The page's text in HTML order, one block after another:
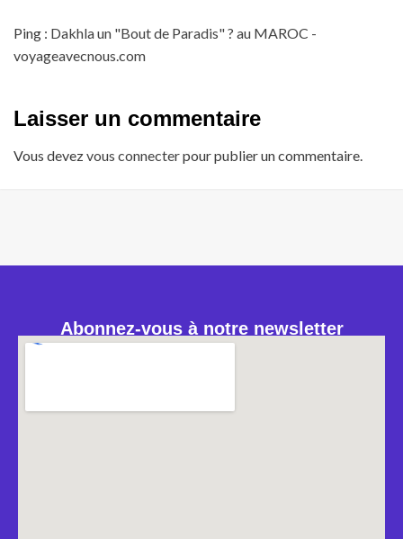
Ping : Dakhla un "Bout de Paradis" ? au MAROC -
voyageavecnous.com
Laisser un commentaire
Vous devezvous connecterpour publier un commentaire.
Abonnez-vous à notre newsletter